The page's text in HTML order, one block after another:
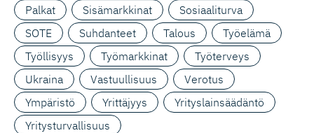
Palkat
Sisämarkkinat
Sosiaaliturva
SOTE
Suhdanteet Talous
Työelämä
Työllisyys
Työmarkkinat
Työterveys
Ukraina
Vastuullisuus
Verotus
Ympäristö
Yrittäjyys
Yrityslainsäädäntö
Yritysturvallisuus